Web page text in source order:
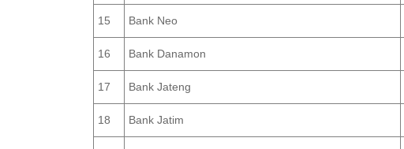
15 Bank Neo
16 Bank Danamon
17 Bank Jateng
18 Bank Jatim